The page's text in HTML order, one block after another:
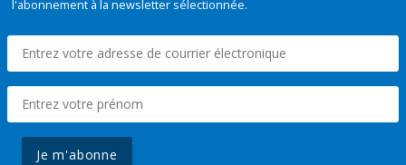
l'abonnement à la newsletter sélectionnée.
Je m'abonne